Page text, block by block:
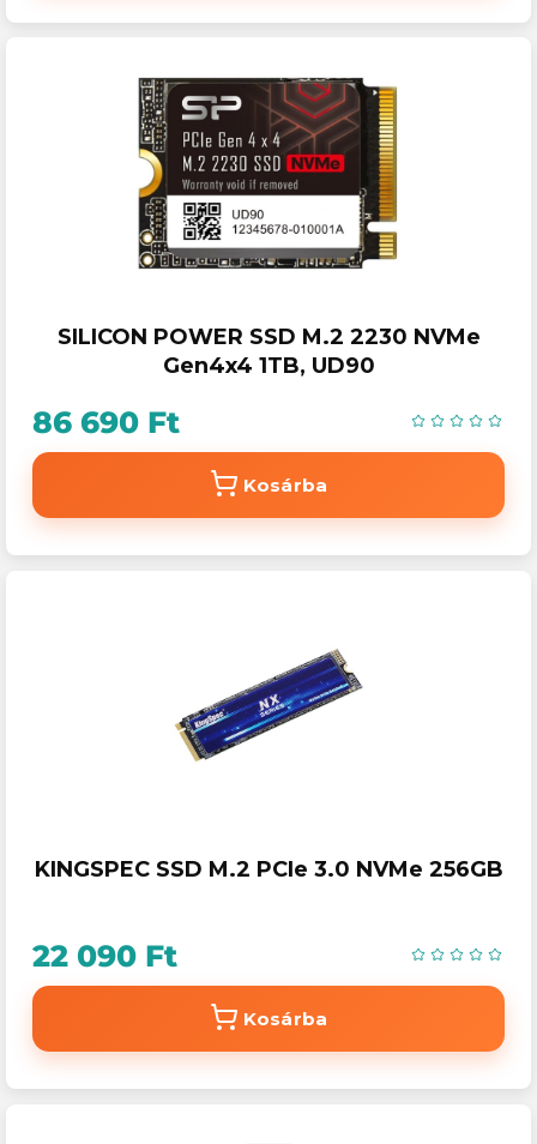
SILICON POWER SSD M.2 2230 NVMe
Gen4x4 1TB, UD90
86 690 Ft
Kosárba
KINGSPEC SSD M.2 PCIe 3.0 NVMe 256GB
22 090 Ft
Kosárba